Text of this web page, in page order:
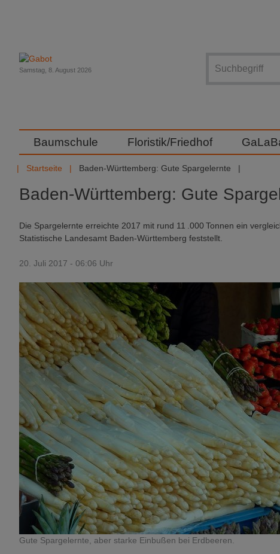
Samstag, 8. August 2026
Baumschule Floristik/Friedhof
Startseite Baden-Württemberg: Gute Spargelernte
Baden-Württemberg: Gute
Die Spargelernte erreichte 2017 mit rund 11 .000 Tonnen ein
Statistische Landesamt Baden‑Württemberg feststellt.
20. Juli 2017 - 06:06 Uhr
Gute Spargelernte, aber starke Einbußen bei Erdbeeren.